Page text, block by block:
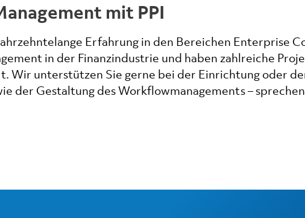
mit PPI
Erfahrung in den Bereichen Enterprise
in der Finanzindustrie und haben zahlreiche
Wir unterstützen Sie gerne bei der Einrichtung oder
der Gestaltung des Workflowmanagements –